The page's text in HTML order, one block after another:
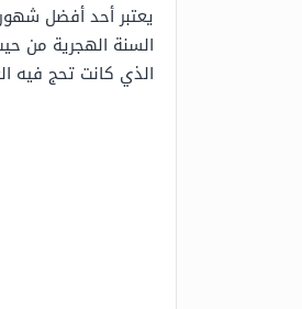
يعتبر أحد أفضل
السنة الهجرية من
الذي كانت تحج فيه